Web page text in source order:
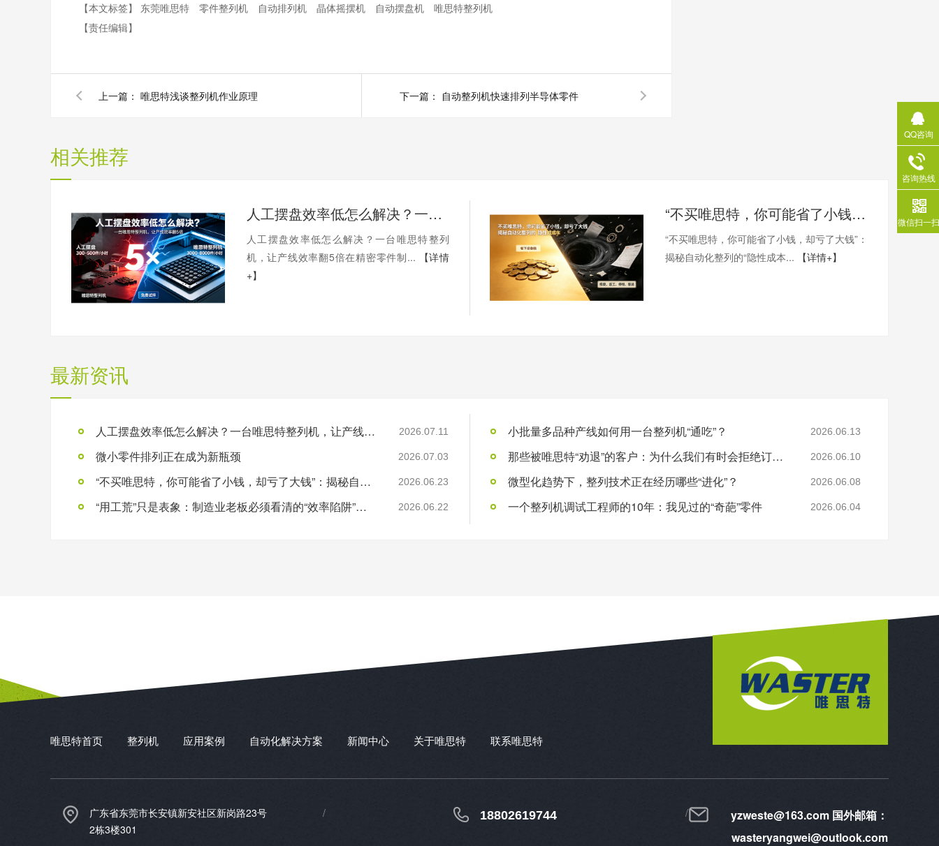
【本文标签】 东莞唯思特 零件整列机 自动排列机 晶体摇摆机 自动摆盘机
唯思特整列机
【责任编辑】
上一篇： 唯思特浅谈整列机作业原理 下一篇： 自动整列机快速排列半导体零件
相关推荐
人工摆盘效率低怎么解决？一台唯思特整列机，让产线效率翻5倍
人工摆盘效率低怎么解决？一台唯思特整列
机，让产线效率翻5倍在精密零件制...
【详情
+】
“不买唯思特，你可能省了小钱，却亏了大钱”：揭秘自动化整列的“隐性成本”黑洞
“不买唯思特，你可能省了小钱，却亏了大钱”：
揭秘自动化整列的“隐性成本...
【详情+】
最新资讯
人工摆盘效率低怎么解决？一台唯思特整列机，让产线效率翻5倍 2026.07.11
微小零件排列正在成为新瓶颈 2026.07.03
“不买唯思特，你可能省了小钱，却亏了大钱”：揭秘自动化整列的“隐性成本”黑洞 2026.06.23
“用工荒”只是表象：制造业老板必须看清的“效率陷阱”与“品质红利” 2026.06.22
小批量多品种产线如何用一台整列机“通吃”？ 2026.06.13
那些被唯思特“劝退”的客户：为什么我们有时会拒绝订单？ 2026.06.10
微型化趋势下，整列技术正在经历哪些“进化”？ 2026.06.08
一个整列机调试工程师的10年：我见过的“​奇葩”零件 2026.06.04
唯思特首页 整列机 应用案例 自动化解决方案 新闻中心 关于唯思特 联系唯思特
广东省东莞市长安镇新安社区新岗路23号
2栋3楼301
18802619744
yzweste@163.com 国外邮箱：
wasteryangwei@outlook.com
QQ咨询
咨询热线
微信扫一扫